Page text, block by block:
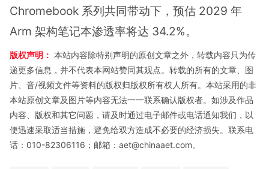
Chromebook 系列共同带动下，预估 2029 年
Arm 架构笔记本渗透率将达 34.2%。
版权声明： 本站内容除特别声明的原创文章之外，转载内容只为传
递更多信息，并不代表本网站赞同其观点。转载的所有的文章、图
片、音/视频文件等资料的版权归版权所有权人所有。本站采用的非
本站原创文章及图片等内容无法一一联系确认版权者。如涉及作品
内容、版权和其它问题，请及时通过电子邮件或电话通知我们，以
便迅速采取适当措施，避免给双方造成不必要的经济损失。联系电
话：010-82306116；邮箱：aet@chinaaet.com。